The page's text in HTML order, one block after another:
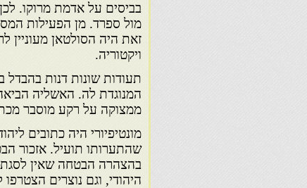
בביסים על אדמת מרוקו.
מול ספרד. מן הפעילות
זאת היה הסולטאן מעוניין
ויקטוריה.
תעודות שונות דנות בהבדל
המנוגדת לה. האשליה
ממצוקה על רקע מוסבר מכתבו
מונטיפיורי היה כתובים
שהתערותו תועיל. אזכור
בהצהרה הבטחה שאין לסגת
היהודי, וגם נוצרים הצטרפו